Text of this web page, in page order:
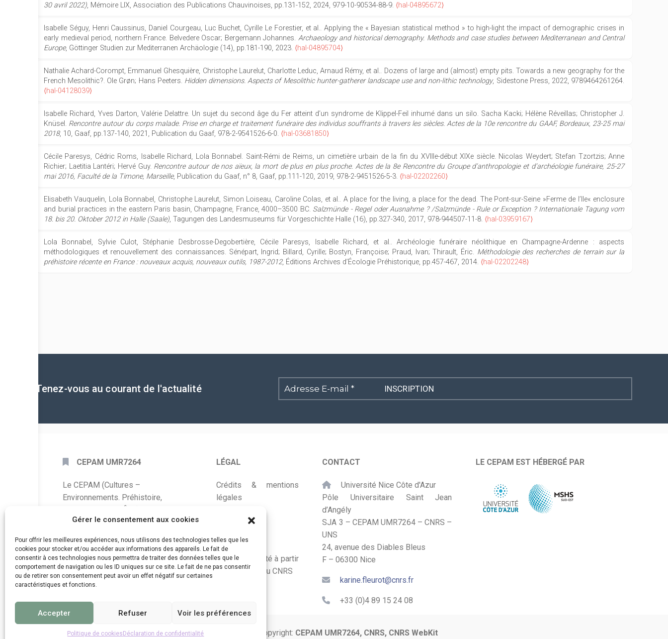
Gérer le consentement aux cookies
Pour offrir les meilleures expériences, nous utilisons des technologies telles que les
cookies pour stocker et/ou accéder aux informations des appareils. Le fait de
consentir à ces technologies nous permettra de traiter des données telles que le
comportement de navigation ou les ID uniques sur ce site. Le fait de ne pas consentir
ou de retirer son consentement peut avoir un effet négatif sur certaines
caractéristiques et fonctions.
Accepter Refuser Voir les préférences
Politique de cookies Déclaration de confidentialité
30 avril 2022), Mémoire LIX, Association des Publications Chauvinoises, pp.131-152, 2024, 979-10-90534-88-9. ⟨hal-04895672⟩
Isabelle Séguy, Henri Caussinus, Daniel Courgeau, Luc Buchet, Cyrille Le Forestier, et al.. Applying the « Bayesian statistical method » to high-light the impact of demographic crises in
early medieval period, northern France. Belvedere Oscar; Bergemann Johannes. Archaeology and historical demography. Methods and case studies between Mediterranean and Central
Europe, Göttinger Studien zur Mediterranen Archäologie (14), pp.181-190, 2023. ⟨hal-04895704⟩
Nathalie Achard-Corompt, Emmanuel Ghesquière, Christophe Laurelut, Charlotte Leduc, Arnaud Rémy, et al.. Dozens of large and (almost) empty pits. Towards a new geography for the
French Mesolithic?. Ole Grøn; Hans Peeters. Hidden dimensions. Aspects of Mesolithic hunter-gatherer landscape use and non-lithic technology, Sidestone Press, 2022, 9789464261264.
⟨hal-04128039⟩
Isabelle Richard, Yves Darton, Valérie Delattre. Un sujet du second âge du Fer atteint d’un syndrome de Klippel-Feil inhumé dans un silo. Sacha Kacki; Hélène Réveillas; Christopher J.
Knüsel. Rencontre autour du corps malade. Prise en charge et traitement funéraire des individus souffrants à travers les siècles. Actes de la 10e rencontre du GAAF, Bordeaux, 23-25 mai
2018, 10, Gaaf, pp.137-140, 2021, Publication du Gaaf, 978-2-9541526-6-0. ⟨hal-03681850⟩
Cécile Paresys, Cédric Roms, Isabelle Richard, Lola Bonnabel. Saint-Rémi de Reims, un cimetière urbain de la fin du XVIIIe-début XIXe siècle. Nicolas Weydert; Stefan Tzortzis; Anne
Richier; Laetitia Lantéri; Hervé Guy. Rencontre autour de nos aïeux, la mort de plus en plus proche. Actes de la 8e Rencontre du Groupe d’anthropologie et d’archéologie funéraire, 25-27
mai 2016, Faculté de la Timone, Marseille, Publication du Gaaf, n° 8, Gaaf, pp.111-120, 2019, 978-2-9451526-5-3. ⟨hal-02202260⟩
Elisabeth Vauquelin, Lola Bonnabel, Christophe Laurelut, Simon Loiseau, Caroline Colas, et al.. A place for the living, a place for the dead. The Pont-sur-Seine »Ferme de l’Ile« enclosure
and burial practices in the eastern Paris basin, Champagne, France, 4000–3500 BC. Salzmünde - Regel oder Ausnahme ? /Salzmünde - Rule or Exception ? Internationale Tagung vom
18. bis 20. Oktober 2012 in Halle (Saale), Tagungen des Landesmuseums für Vorgeschichte Halle (16), pp.327-340, 2017, 978-944507-11-8. ⟨hal-03959167⟩
Lola Bonnabel, Sylvie Culot, Stéphanie Desbrosse-Degobertière, Cécile Paresys, Isabelle Richard, et al.. Archéologie funéraire néolithique en Champagne-Ardenne : aspects
méthodologiques et renouvellement des connaissances. Sénépart, Ingrid; Billard, Cyrille; Bostyn, Françoise; Praud, Ivan; Thirault, Éric. Méthodologie des recherches de terrain sur la
préhistoire récente en France : nouveaux acquis, nouveaux outils, 1987-2012, Éditions Archives d’Écologie Préhistorique, pp.457-467, 2014. ⟨hal-02202248⟩
Tenez-vous au courant de l'actualité
Adresse
E-
CEPAM UMR7264
Le CEPAM (Cultures –
Environnements. Préhistoire,
mixte de recherche CNRS – UNS qui
la connaissance des sociétés du
passé, de leurs modes de
fonctionnement, de leur évolution et
de leur relation à l’environnement.
LÉGAL
Crédits & mentions
légales
Plan du site
Accessibilité
Conçu et adapté à partir
du Kit Labos du CNRS
CONTACT
Université Nice Côte d'Azur
Pôle Universitaire Saint Jean
d’Angély
SJA 3 – CEPAM UMR7264 – CNRS –
UNS
24, avenue des Diables Bleus
F – 06300 Nice
karine.fleurot@cnrs.fr
+33 (0)4 89 15 24 08
LE CEPAM EST HÉBERGÉ PAR
© 2024 Copyright: CEPAM UMR7264, CNRS, CNRS WebKit